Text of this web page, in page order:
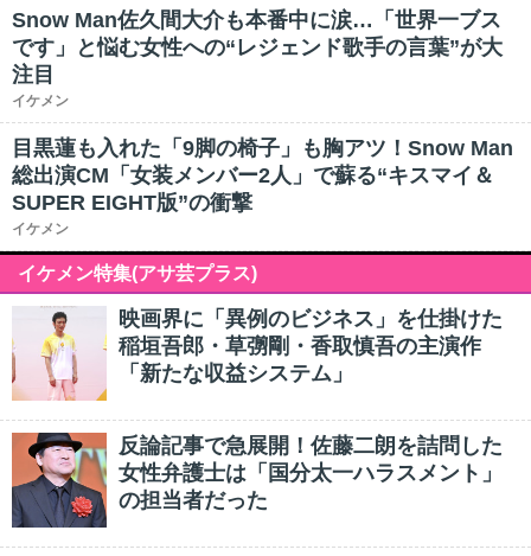
Snow Man佐久間大介も本番中に涙…「世界一ブス
です」と悩む女性への“レジェンド歌手の言葉”が大
注目
イケメン
目黒蓮も入れた「9脚の椅子」も胸アツ！Snow Man
総出演CM「女装メンバー2人」で蘇る“キスマイ＆
SUPER EIGHT版”の衝撃
イケメン
イケメン特集(アサ芸プラス)
映画界に「異例のビジネス」を仕掛けた
稲垣吾郎・草彅剛・香取慎吾の主演作
「新たな収益システム」
反論記事で急展開！佐藤二朗を詰問した
女性弁護士は「国分太一ハラスメント」
の担当者だった